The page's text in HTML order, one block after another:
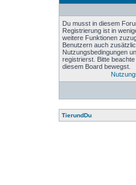
Du musst in diesem
Registrierung ist in
weitere Funktionen
Benutzern auch
Nutzungsbedingungen
registrierst. Bitte
diesem Board bewegst.
TierundDu